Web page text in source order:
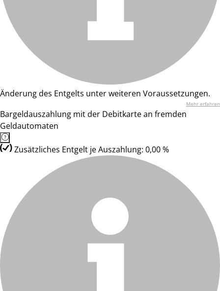
Änderung des Entgelts unter weiteren Voraussetzungen.
Mehr erfahren
Bargeldauszahlung mit der Debitkarte an fremden
Geldautomaten
Zusätzliches Entgelt je Auszahlung: 0,00 %